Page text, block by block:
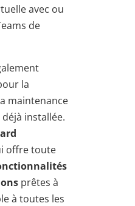
avec ou
de
la
maintenance
installée.
offre toute
prêtes à
à toutes les